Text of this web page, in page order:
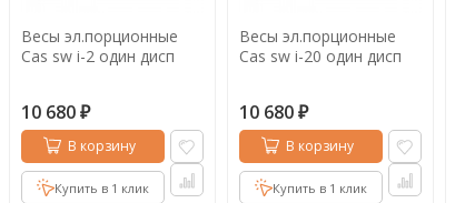
Весы эл.порционные
Cas sw i-2 один дисп
10 680 ₽
В корзину
Купить в 1 клик
Весы эл.порционные
Cas sw i-20 один дисп
10 680 ₽
В корзину
Купить в 1 клик